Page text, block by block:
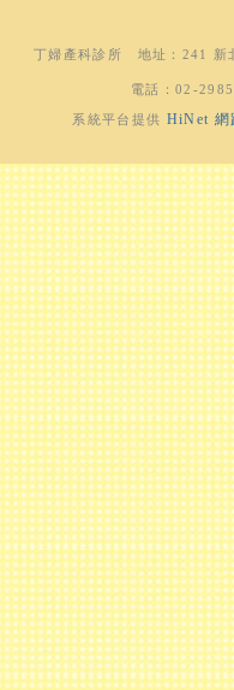
丁婦產科診所 地址： 241 新
電話： 02-
系統平台提供 HiNet 網